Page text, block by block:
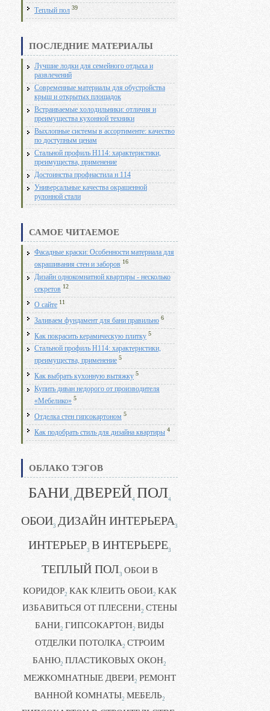
Теплый пол 39
ПОСЛЕДНИЕ МАТЕРИАЛЫ
Лучшие лодки для семейного отдыха и
развлечений
Современные материалы для обустройства
крыш и открытых площадок
Встраиваемые холодильники: отличия и
преимущества кухонной техники
Выхлопные системы в ассортименте: качество
по доступным ценам
Стальной профиль Н114: характеристики,
преимущества, применение
Достоинства профнастила н 114
Универсальные качества окрашенной
рулонной стали
САМОЕ ЧИТАЕМОЕ
Фасадные краски: Особенности материала для
окрашивания стен и заборов 16
Дизайн однокомнатной квартиры - несколько
секретов 12
О сайте 11
Заливаем фундамент для бани правильно 6
Как покрасить керамическую плитку 5
Стальной профиль Н114: характеристики,
преимущества, применение 5
Как выбрать кухонную вытяжку 5
Купить диван недорого от производителя
«Мебелико» 5
Отделка стен гипсокартоном 5
Как подобрать стиль для дизайна квартиры 4
ОБЛАКО ТЭГОВ
БАНИ4 ДВЕРЕЙ4 ПОЛ4
ОБОИ3 ДИЗАЙН ИНТЕРЬЕРА3
ИНТЕРЬЕР3 В ИНТЕРЬЕРЕ3
ТЕПЛЫЙ ПОЛ3 ОБОИ В
КОРИДОР2 КАК КЛЕИТЬ ОБОИ2 КАК
ИЗБАВИТЬСЯ ОТ ПЛЕСЕНИ2 СТЕНЫ
БАНИ2 ГИПСОКАРТОН2 ВИДЫ
ОТДЕЛКИ ПОТОЛКА2 СТРОИМ
БАНЮ2 ПЛАСТИКОВЫХ ОКОН2
МЕЖКОМНАТНЫЕ ДВЕРИ2 РЕМОНТ
ВАННОЙ КОМНАТЫ2 МЕБЕЛЬ2